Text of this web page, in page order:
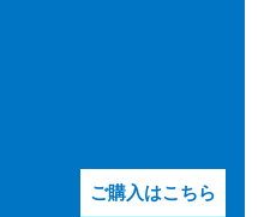
ご購入はこちら